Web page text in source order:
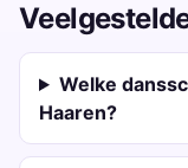
Welke
Haaren?